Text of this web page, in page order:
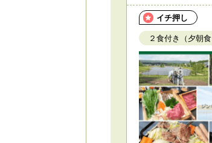
イチ押し
２食付き（夕朝食